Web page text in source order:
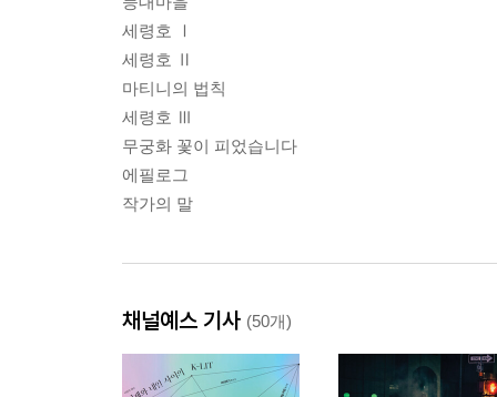
세령호 Ⅰ
세령호 Ⅱ
마티니의 법칙
세령호 Ⅲ
무궁화 꽃이 피었습니다
에필로그
작가의 말
채널예스 기사 (50개)